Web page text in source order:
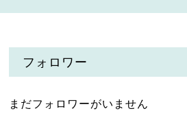
フォロワー
まだフォロワーがいません